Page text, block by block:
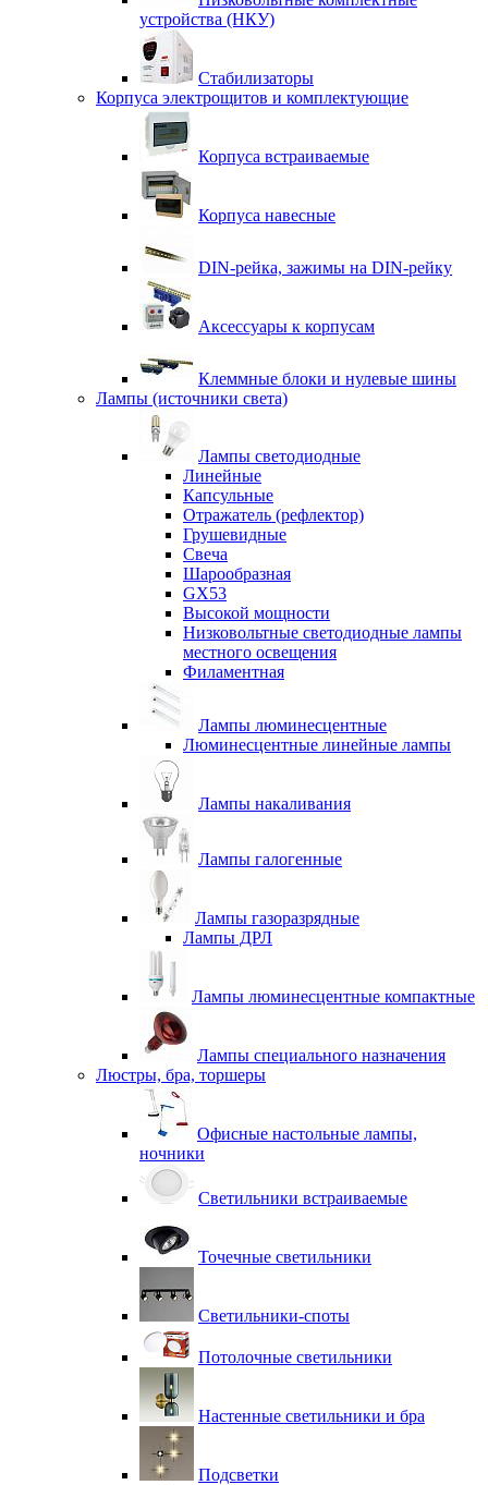
устройства (НКУ)
Стабилизаторы
Корпуса электрощитов и комплектующие
Корпуса встраиваемые
Корпуса навесные
DIN-рейка, зажимы на DIN-рейку
Аксессуары к корпусам
Клеммные блоки и нулевые шины
Лампы (источники света)
Лампы светодиодные
Линейные
Капсульные
Отражатель (рефлектор)
Грушевидные
Свеча
Шарообразная
GX53
Высокой мощности
Низковольтные светодиодные лампы
местного освещения
Филаментная
Лампы люминесцентные
Люминесцентные линейные лампы
Лампы накаливания
Лампы галогенные
Лампы газоразрядные
Лампы ДРЛ
Лампы люминесцентные компактные
Лампы специального назначения
Люстры, бра, торшеры
Офисные настольные лампы,
ночники
Светильники встраиваемые
Точечные светильники
Светильники-споты
Потолочные светильники
Настенные светильники и бра
Подсветки